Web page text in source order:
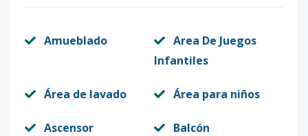
Amueblado
Area De Juegos
Infantiles
Área de lavado Área para niños
Ascensor Balcón